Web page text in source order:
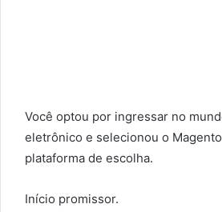
Você optou por ingressar no
eletrônico e selecionou o
plataforma de escolha.
Início promissor.